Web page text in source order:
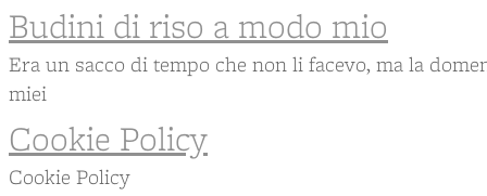
Budini di riso a modo mio
Era un sacco di tempo che non li facevo, ma la
miei
Cookie Policy
Cookie Policy